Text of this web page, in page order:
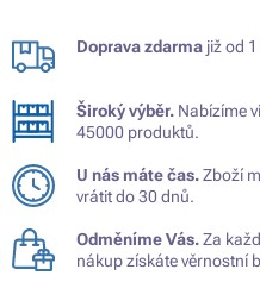
Doprava zdarma již od
Široký výběr. Nabízíme
45000 produktů.
U nás máte čas.Zboží
vrátit do 30 dnů.
Odměníme Vás.Za
nákup získáte věrnostní